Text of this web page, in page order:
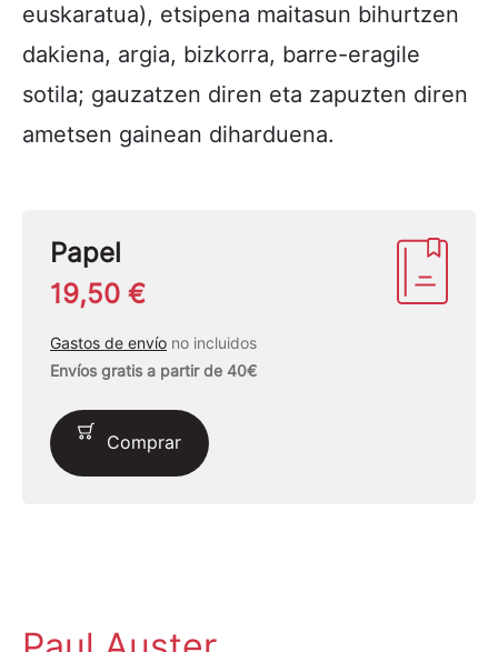
euskaratua), etsipena maitasun bihurtzen
dakiena, argia, bizkorra, barre-eragile
sotila; gauzatzen diren eta zapuzten diren
ametsen gainean diharduena.
Papel
19,50 €
Gastos de envío no incluidos
Envíos gratis a partir de 40€
Comprar